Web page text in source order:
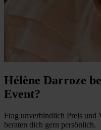
Hélène Darroze
Event?
Frag unverbindlich Preis und
beraten dich gern persönlich.